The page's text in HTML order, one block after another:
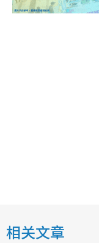
相关文章